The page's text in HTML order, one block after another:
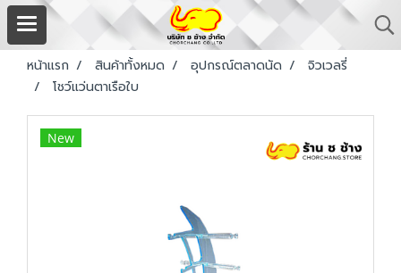
หน้าแรก สินค้าทั้งหมด อุปกรณ์ตลาดนัด
จิวเวลรี่
โชว์แว่นตาเรือใบ
New